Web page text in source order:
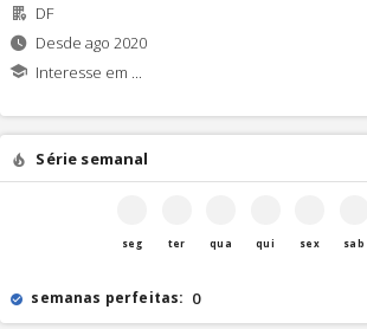
DF
Desde ago 2020
Interesse em ...
Série semanal
seg ter qua qui sex sab
semanas perfeitas: 0